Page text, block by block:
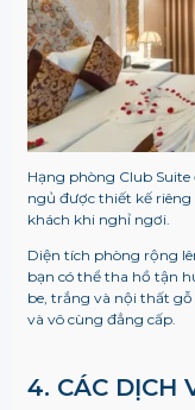
Hạng phòng Club
ngủ được thiết kế
khách khi nghỉ ngơi.
Diện tích phòng rộng
bạn có thể tha hồ tận
be, trắng và nội thất
và vô cùng đẳng cấp.
4. CÁC DỊCH